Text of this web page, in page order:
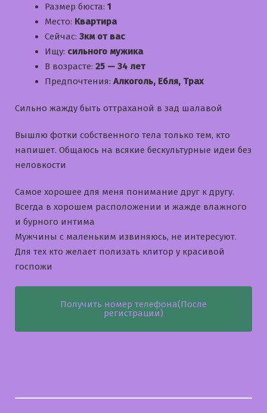
Размер бюста: 1
Место: Квартира
Сейчас: 3км от вас
Ищу: сильного мужика
В возрасте: 25 — 34 лет
Предпочтения: Алкоголь, Ебля, Трах
Сильно жажду быть оттраханой в зад шалавой
Вышлю фотки собственного тела только тем, кто
напишет. Общаюсь на всякие бескультурные идеи без
неловкости
Самое хорошее для меня понимание друг к другу.
Всегда в хорошем расположении и жажде влажного
и бурного интима
Мужчины с маленьким извиняюсь, не интересуют.
Для тех кто желает полизать клитор у красивой
госпожи
Получить номер телефона(После
регистрации)